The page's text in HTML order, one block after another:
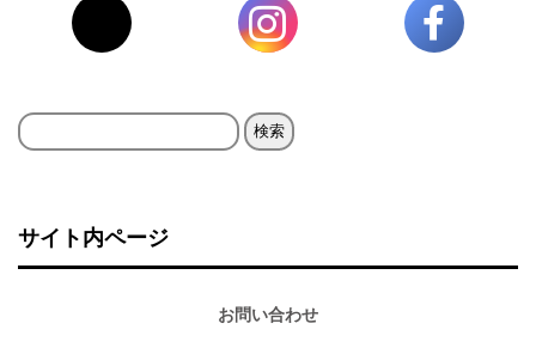
検
サイト内ページ
お問い合わせ